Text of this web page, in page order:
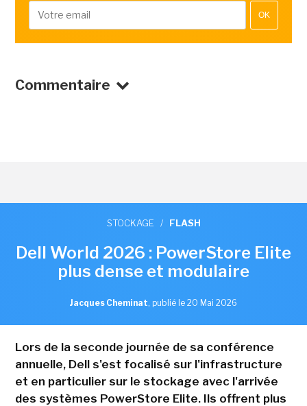
OK
Commentaire
STOCKAGE / FLASH
Dell World 2026 : PowerStore Elite
plus dense et modulaire
Jacques Cheminat, publié le 20 Mai 2026
Lors de la seconde journée de sa conférence
annuelle, Dell s'est focalisé sur l'infrastructure
et en particulier sur le stockage avec l'arrivée
des systèmes PowerStore Elite. Ils offrent plus